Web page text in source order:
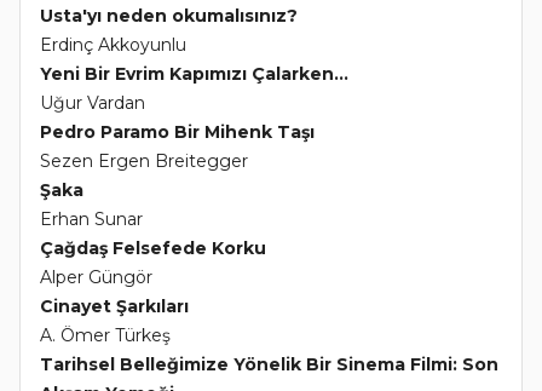
Usta'yı neden okumalısınız?
Erdinç Akkoyunlu
Yeni Bir Evrim Kapımızı Çalarken...
Uğur Vardan
Pedro Paramo Bir Mihenk Taşı
Sezen Ergen Breitegger
Şaka
Erhan Sunar
Çağdaş Felsefede Korku
Alper Güngör
Cinayet Şarkıları
A. Ömer Türkeş
Tarihsel Belleğimize Yönelik Bir Sinema Filmi: Son